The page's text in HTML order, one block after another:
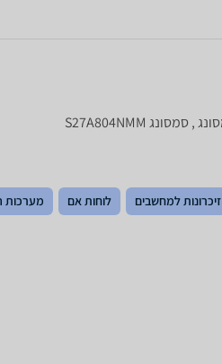
זיכרונות למחשבים לוחות אם מערכות